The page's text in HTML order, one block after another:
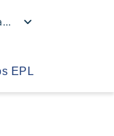
Spanish
EPL